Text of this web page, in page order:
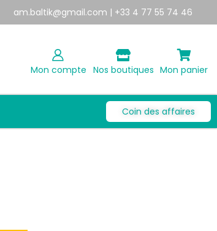
am.baltik@gmail.com | +33 4 77 55 74 46
Mon compte Nos boutiques Mon panier
Coin des affaires